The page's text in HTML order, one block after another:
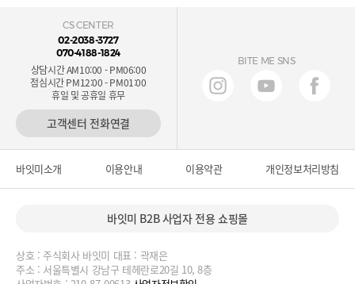
CS CENTER
02-2038-3727
070-4188-1824
상담시간 AM10:00 - PM06:00
점심시간 PM12:00 - PM01:00
휴일 및 공휴일 휴무
고객센터 전화연결
BITE ME SNS
바잇미소개 이용안내 이용약관 개인정보처리방침
바잇미 B2B 사업자 전용 쇼핑몰
상호 : 주식회사 바잇미 대표 : 곽재은
주소 : 서울특별시 강남구 테헤란로20길 10, 8층